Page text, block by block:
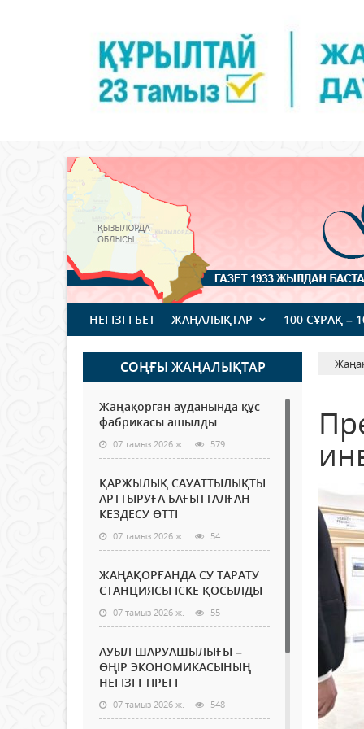
НЕГІЗГІ БЕТ ЖАҢАЛЫҚТАР 100 СҰРАҚ –
СОҢҒЫ ЖАҢАЛЫҚТАР
Жаңақорған ауданында құс
фабрикасы ашылды
07 тамыз 2026 ж. 579
ҚАРЖЫЛЫҚ САУАТТЫЛЫҚТЫ
АРТТЫРУҒА БАҒЫТТАЛҒАН
КЕЗДЕСУ ӨТТІ
07 тамыз 2026 ж. 54
ЖАҢАҚОРҒАНДА СУ ТАРАТУ
СТАНЦИЯСЫ ІСКЕ ҚОСЫЛДЫ
07 тамыз 2026 ж. 55
АУЫЛ ШАРУАШЫЛЫҒЫ –
ӨҢІР ЭКОНОМИКАСЫНЫҢ
НЕГІЗГІ ТІРЕГІ
07 тамыз 2026 ж. 548